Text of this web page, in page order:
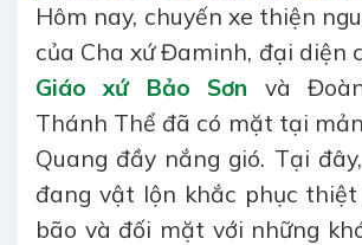
Hôm nay, chuyến xe thiện
của Cha xứ Đaminh, đại diện
Giáo xứ Bảo Sơn và
Thánh Thể đã có mặt tại
Quang đầy nắng gió. Tại
đang vật lộn khắc phục
bão và đối mặt với những